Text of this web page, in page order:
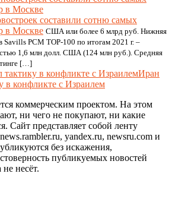
составили сотню самых
в Москве США или более 6 млрд руб. Нижняя
Savills PCM TOP-100 по итогам 2021 г. –
1,6 млн долл. США (124 млн руб.). Средняя
[…]
Иран
в конфликте с Израилем
коммерческим проектом. На этом
ни чего не покупают, ни какие
Сайт представляет собой ленту
yandex.ru, newsru.com и
без искажения,
публикуемых новостей
несёт.